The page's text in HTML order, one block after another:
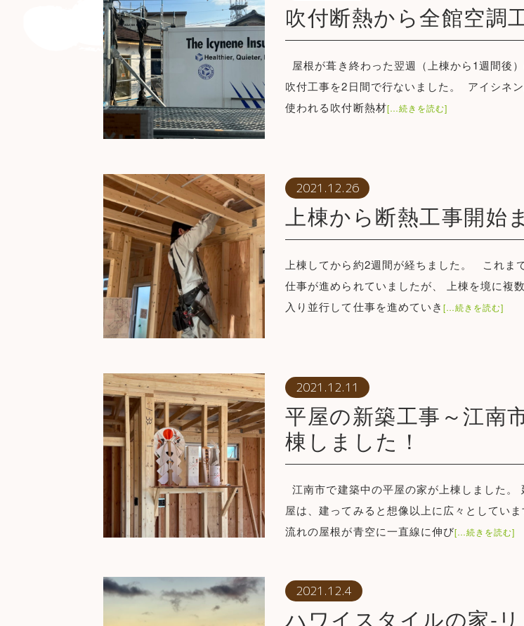
吹付断熱から全館空調
屋根が葺き終わった翌週（上棟から1週間後
吹付工事を2日間で行ないました。 アイシネ
使われる吹付断熱材[…続きを読む]
2021.12.26
上棟から断熱工事開始
上棟してから約2週間が経ちました。 これま
仕事が進められていましたが、 上棟を境に複
入り並行して仕事を進めていき […続きを読む]
2021.12.11
平屋の新築工事～江
棟しました！
江南市で建築中の平屋の家が上棟しました。
屋は、建ってみると想像以上に広々としてい
流れの屋根が青空に一直線に伸び[…続きを読む]
2021.12.4
ハワイスタイルの家-